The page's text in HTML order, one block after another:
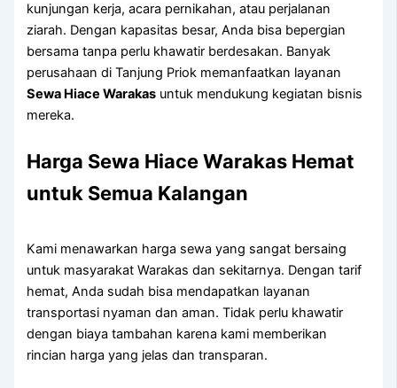
kunjungan kerja, acara pernikahan, atau perjalanan
ziarah. Dengan kapasitas besar, Anda bisa bepergian
bersama tanpa perlu khawatir berdesakan. Banyak
perusahaan di Tanjung Priok memanfaatkan layanan
Sewa Hiace Warakas untuk mendukung kegiatan bisnis
mereka.
Harga Sewa Hiace Warakas Hemat
untuk Semua Kalangan
Kami menawarkan harga sewa yang sangat bersaing
untuk masyarakat Warakas dan sekitarnya. Dengan tarif
hemat, Anda sudah bisa mendapatkan layanan
transportasi nyaman dan aman. Tidak perlu khawatir
dengan biaya tambahan karena kami memberikan
rincian harga yang jelas dan transparan.